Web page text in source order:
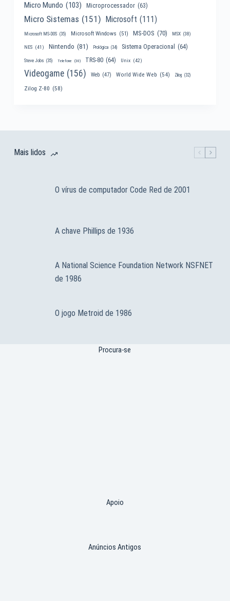
Micro Mundo (103) Microprocessador (63)
Micro Sistemas (151) Microsoft (111)
Microsoft MS-DOS (35) Microsoft Windows (51) MS-DOS (70) MSX (38)
NES (41) Nintendo (81) Prológica (34) Sistema Operacional (64)
Steve Jobs (35) Telefone (30) TRS-80 (64) Unix (42)
Videogame (156) Web (47) World Wide Web (54) Zilog (32)
Zilog Z-80 (58)
Mais lidos
O vírus de computador Code Red de 2001
A chave Phillips de 1936
A National Science Foundation Network NSFNET
de 1986
O jogo Metroid de 1986
Procura-se
Apoio
Anúncios Antigos